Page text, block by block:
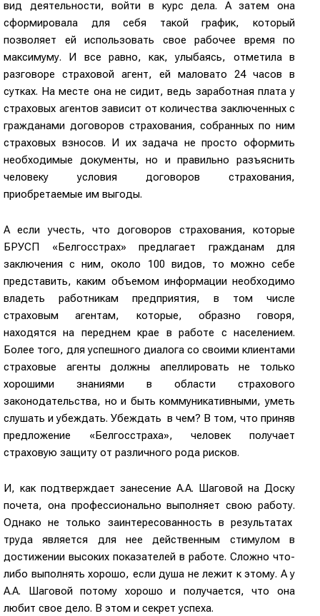
вид деятельности, войти в курс дела. А затем она
сформировала для себя такой график, который
позволяет ей использовать свое рабочее время по
максимуму. И все равно, как, улыбаясь, отметила в
разговоре страховой агент, ей маловато 24 часов в
сутках. На месте она не сидит, ведь заработная плата у
страховых агентов зависит от количества заключенных с
гражданами договоров страхования, собранных по ним
страховых взносов. И их задача не просто оформить
необходимые документы, но и правильно разъяснить
человеку условия договоров страхования,
приобретаемые им выгоды.
А если учесть, что договоров страхования, которые
БРУСП «Белгосстрах» предлагает гражданам для
заключения с ним, около 100 видов, то можно себе
представить, каким объемом информации необходимо
владеть работникам предприятия, в том числе
страховым агентам, которые, образно говоря,
находятся на переднем крае в работе с населением.
Более того, для успешного диалога со своими клиентами
страховые агенты должны апеллировать не только
хорошими знаниями в области страхового
законодательства, но и быть коммуникативными, уметь
слушать и убеждать. Убеждать в чем? В том, что приняв
предложение «Белгосстраха», человек получает
страховую защиту от различного рода рисков.
И, как подтверждает занесение А.А. Шаговой на Доску
почета, она профессионально выполняет свою работу.
Однако не только заинтересованность в результатах
труда является для нее действенным стимулом в
достижении высоких показателей в работе. Сложно что-
либо выполнять хорошо, если душа не лежит к этому. А у
А.А. Шаговой потому хорошо и получается, что она
любит свое дело. В этом и секрет успеха.